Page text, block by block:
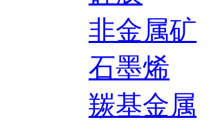
非金属矿
石墨烯
羰基金属